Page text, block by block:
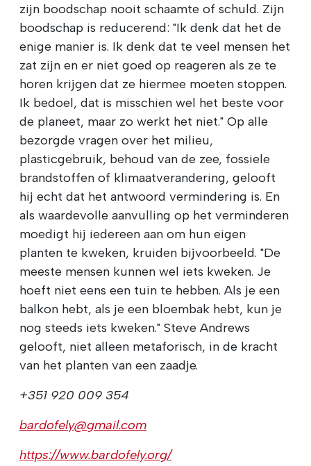
zijn boodschap nooit schaamte of schuld. Zijn
boodschap is reducerend: "Ik denk dat het de
enige manier is. Ik denk dat te veel mensen het
zat zijn en er niet goed op reageren als ze te
horen krijgen dat ze hiermee moeten stoppen.
Ik bedoel, dat is misschien wel het beste voor
de planeet, maar zo werkt het niet." Op alle
bezorgde vragen over het milieu,
plasticgebruik, behoud van de zee, fossiele
brandstoffen of klimaatverandering, gelooft
hij echt dat het antwoord vermindering is. En
als waardevolle aanvulling op het verminderen
moedigt hij iedereen aan om hun eigen
planten te kweken, kruiden bijvoorbeeld. "De
meeste mensen kunnen wel iets kweken. Je
hoeft niet eens een tuin te hebben. Als je een
balkon hebt, als je een bloembak hebt, kun je
nog steeds iets kweken." Steve Andrews
gelooft, niet alleen metaforisch, in de kracht
van het planten van een zaadje.
+351 920 009 354
bardofely@gmail.com
https://www.bardofely.org/